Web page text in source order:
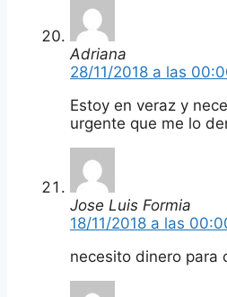
Adriana
28/11/2018 a las
Estoy en veraz y
urgente que me lo
Jose Luis Formia
18/11/2018 a las
necesito dinero para